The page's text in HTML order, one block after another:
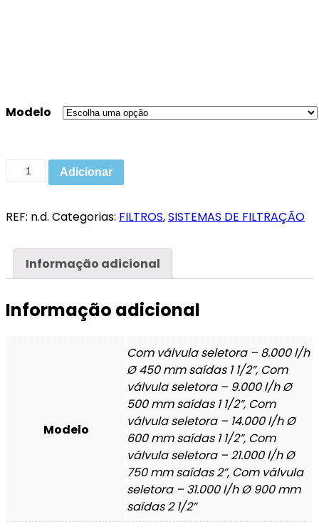
Modelo
Adicionar
REF: n.d. Categorias: FILTROS,SISTEMAS DE FILTRAÇÃO
Informação adicional
Informação adicional
Modelo
Com válvula seletora – 8.000 l/h
Ø 450 mm saídas 1 1/2”, Com
válvula seletora – 9.000 l/h Ø
500 mm saídas 1 1/2”, Com
válvula seletora – 14.000 l/h Ø
600 mm saídas 1 1/2”, Com
válvula seletora – 21.000 l/h Ø
750 mm saídas 2”, Com válvula
seletora – 31.000 l/h Ø 900 mm
saídas 2 1/2”